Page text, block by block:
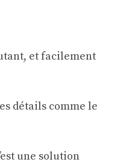
et facilement
détails comme le
une solution